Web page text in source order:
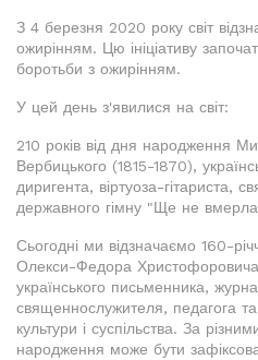
З 4 березня 2020 року світ
ожирінням. Цю ініціативу
боротьби з ожирінням.
У цей день з'явилися на світ:
210 років від дня народження
Вербицького (1815-1870),
диригента, віртуоза-гітариста,
державного гімну "Ще не
Сьогодні ми відзначаємо 160-
Олекси-Федора
українського письменника,
священнослужителя, педагога та
культури і суспільства. За
народження може бути